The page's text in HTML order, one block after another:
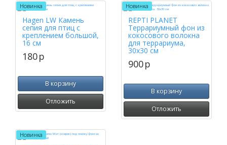
Новинка
Hagen LW Камень
сепия для птиц с
креплением большой,
16 см
180p
В корзину
Отложить
Новинка
REPTI PLANET
Террариумный фон из
кокосового волокна
для террариума,
30х30 см
900p
В корзину
Отложить
Новинка